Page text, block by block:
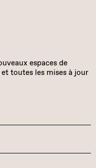
espaces de
toutes les mises à jour